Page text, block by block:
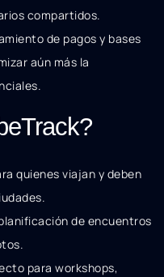
compartidos.
de pagos y bases
aún más la
quienes viajan y deben
de encuentros
para workshops,